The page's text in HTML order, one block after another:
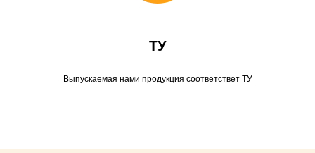
ТУ
Выпускаемая нами продукция соответствет ТУ